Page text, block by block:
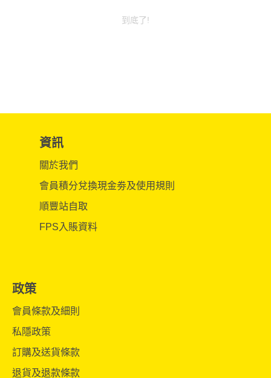
到底了!
資訊
關於我們
會員積分兌換現金劵及使用規則
順豐站自取
FPS入賬資料
政策
會員條款及細則
私隱政策
訂購及送貨條款
退貨及退款條款